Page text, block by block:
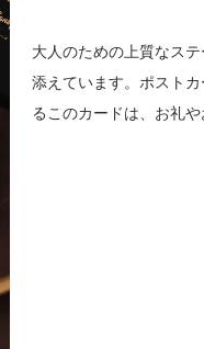
大人のための上質なス
添えています。ポスト
るこのカードは、お礼